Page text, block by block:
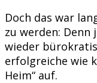
Doch das war
zu werden:
wieder
erfolgreiche wie
Heim“ auf.